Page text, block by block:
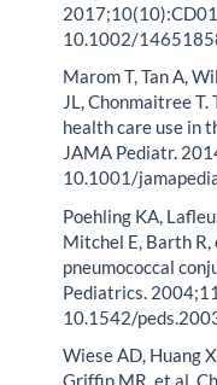
10.1002/
Marom T, Tan A,
JL, Chonmaitree
health care use in
JAMA Pediatr.
10.1001/
Poehling KA,
Mitchel E, Barth
pneumococcal
Pediatrics.
10.1542/
Wiese AD, Huang
Griffin MR, et al.